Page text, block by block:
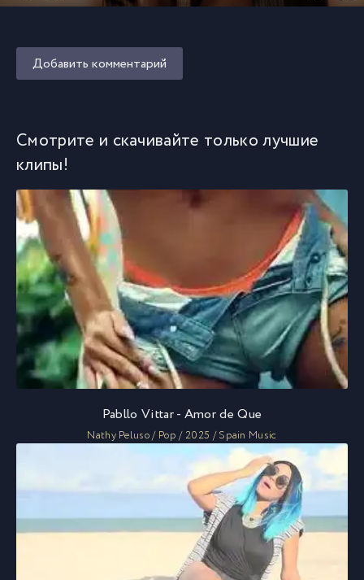
Добавить комментарий
Смотрите и скачивайте только лучшие
клипы!
Pabllo Vittar - Amor de Que
Nathy Peluso / Pop / 2025 / Spain Music